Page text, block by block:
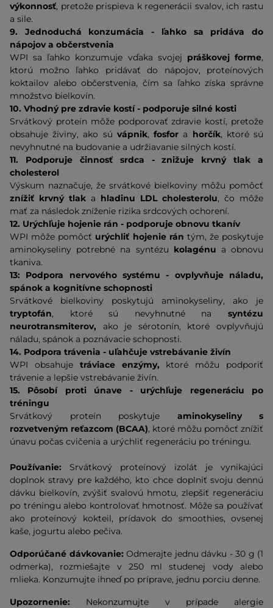
výkonnosť, pretože prispieva k regenerácii svalov, ich rastu
a sile.
9. Jednoduchá konzumácia - ľahko sa pridáva do
nápojov a občerstvenia
WPI sa ľahko konzumuje vďaka svojej práškovej forme,
ktorú možno ľahko pridávať do nápojov, proteínových
koktailov alebo občerstvenia, čím sa ľahko získa správne
množstvo bielkovín.
10. Vhodný pre zdravie kostí - podporuje silné kosti
Srvátkový proteín môže podporovať zdravie kostí, pretože
obsahuje živiny, ako sú vápnik,fosfor a horčík, ktoré sú
nevyhnutné na budovanie a udržiavanie silných kostí.
11. Podporuje činnosť srdca - znižuje krvný tlak a
cholesterol
Výskum naznačuje, že srvátkové bielkoviny môžu pomôcť
znížiť krvný tlak a hladinu LDL cholesterolu, čo môže
mať za následok zníženie rizika srdcových ochorení.
12. Urýchľuje hojenie rán - podporuje obnovu tkanív
WPI môže pomôcť urýchliť hojenie rán tým, že poskytuje
aminokyseliny potrebné na syntézu kolagénu a obnovu
tkaniva.
13: Podpora nervového systému - ovplyvňuje náladu,
spánok a kognitívne schopnosti
Srvátkové bielkoviny poskytujú aminokyseliny, ako je
tryptofán, ktoré sú nevyhnutné na syntézu
neurotransmiterov, ako je sérotonín, ktoré ovplyvňujú
náladu, spánok a poznávacie schopnosti.
14. Podpora trávenia - uľahčuje vstrebávanie živín
WPI obsahuje tráviace enzýmy, ktoré môžu podporiť
trávenie a lepšie vstrebávanie živín.
15. Pôsobí proti únave - urýchľuje regeneráciu po
tréningu
Srvátkový proteín poskytuje aminokyseliny s
rozvetveným reťazcom (BCAA), ktoré môžu pomôcť znížiť
únavu počas cvičenia a urýchliť regeneráciu po tréningu.
Používanie: Srvátkový proteínový izolát je vynikajúci
doplnok stravy pre každého, kto chce doplniť svoju dennú
dávku bielkovín, zvýšiť svalovú hmotu, zlepšiť regeneráciu
po tréningu alebo kontrolovať hmotnosť. Môže sa používať
ako proteínový kokteil, prídavok do smoothies, ovsenej
kaše, jogurtu alebo pečiva.
Odporúčané dávkovanie: Odmerajte jednu dávku - 30 g (1
odmerka), rozmiešajte v 250 ml studenej vody alebo
mlieka. Konzumujte ihneď po príprave, jednu porciu denne.
Upozornenie: Nekonzumujte v prípade alergie